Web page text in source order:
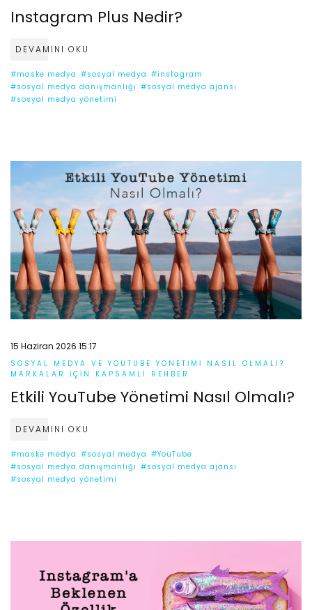
Instagram Plus Nedir?
DEVAMINI OKU
#maske medya #sosyal medya #instagram
#sosyal medya danışmanlığı #sosyal medya ajansı
#sosyal medya yönetimi
15 Haziran 2026 15:17
SOSYAL MEDYA VE YOUTUBE YÖNETIMI NASIL OLMALI?
MARKALAR İÇIN KAPSAMLI REHBER
Etkili YouTube Yönetimi Nasıl Olmalı?
DEVAMINI OKU
#maske medya #sosyal medya #YouTube
#sosyal medya danışmanlığı #sosyal medya ajansı
#sosyal medya yönetimi